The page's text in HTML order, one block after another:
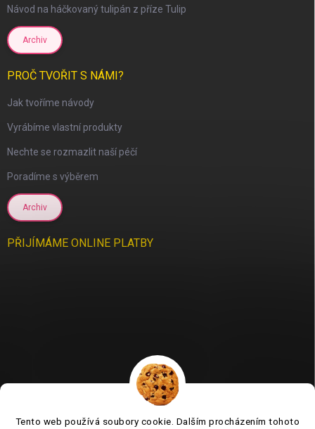
Tento web používá soubory cookie. Dalším procházením tohoto
Návod na háčkovaný tulipán z příze Tulip
Archiv
PROČ TVOŘIT S NÁMI?
Jak tvoříme návody
Vyrábíme vlastní produkty
Nechte se rozmazlit naší péčí
Poradíme s výběrem
Archiv
PŘIJÍMÁME ONLINE PLATBY
Jsme tu pro vás už 11 let❤️